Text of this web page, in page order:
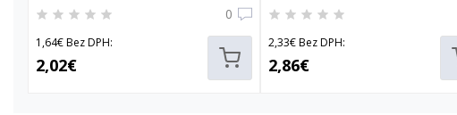
0
1,64€ Bez DPH:
2,02€
2,33€ Bez DPH:
2,86€